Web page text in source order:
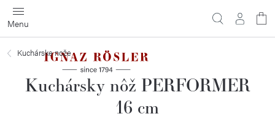
Prejsť
na
obsah
Kuchárske nože
Kuchársky nôž PERFORMER
16 cm